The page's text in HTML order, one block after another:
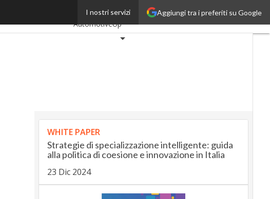
Aggiungi tra i preferiti su Google
I nostri servizi
Ultimi articoli
AutomotiveUp
Proptech
WHITE PAPER
Strategie di specializzazione intelligente: guida
alla politica di coesione e innovazione in Italia
23 Dic 2024